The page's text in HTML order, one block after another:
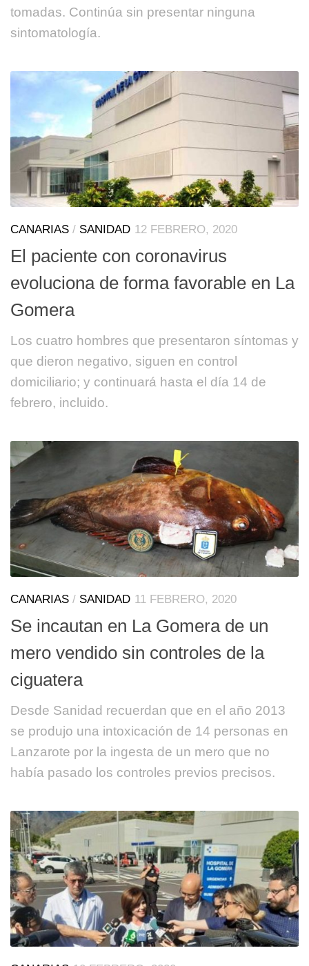
tomadas. Continúa sin presentar ninguna
sintomatología.
CANARIAS / SANIDAD 12 FEBRERO, 2020
El paciente con coronavirus
evoluciona de forma favorable en La
Gomera
Los cuatro hombres que presentaron síntomas y
que dieron negativo, siguen en control
domiciliario; y continuará hasta el día 14 de
febrero, incluido.
CANARIAS / SANIDAD 11 FEBRERO, 2020
Se incautan en La Gomera de un
mero vendido sin controles de la
ciguatera
Desde Sanidad recuerdan que en el año 2013
se produjo una intoxicación de 14 personas en
Lanzarote por la ingesta de un mero que no
había pasado los controles previos precisos.